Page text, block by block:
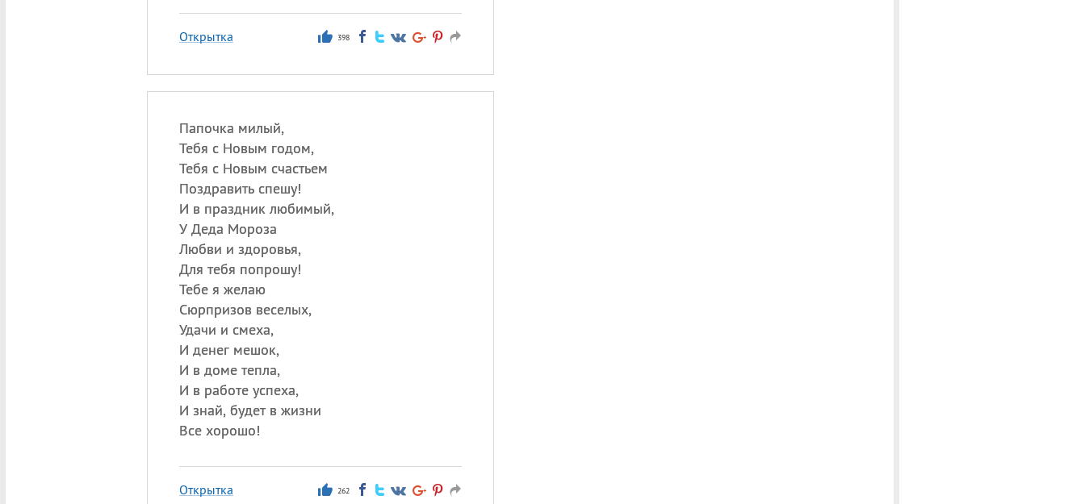
Открытка 398
Папочка милый,
Тебя с Новым годом,
Тебя с Новым счастьем
Поздравить спешу!
И в праздник любимый,
У Деда Мороза
Любви и здоровья,
Для тебя попрошу!
Тебе я желаю
Сюрпризов веселых,
Удачи и смеха,
И денег мешок,
И в доме тепла,
И в работе успеха,
И знай, будет в жизни
Все хорошо!
Открытка 262